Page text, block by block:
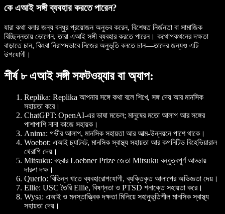
কে এআই সঙ্গী ব্যবহার করতে পারেন?
যারা কথা বলার জন্য বন্ধুর প্রয়োজন অনুভব করেন, বিশেষত নির্জনতা বা সামাজিক
বিচ্ছিন্নতায় ভোগেন, তারা এআই সঙ্গী ব্যবহার করতে পারেন। কথোপকথনের দক্ষতা
বাড়াতে চান, কিংবা নিরাপদভাবে নিজের অনুভূতি বলতে চান—তাদের জন্যও এটি
উপযোগী।
শীর্ষ ৮ এআই সঙ্গী সফটওয়্যার বা অ্যাপ:
Replika: Replika আপনার সঙ্গে কথা বলে শিখে, সঙ্গ দেয় আর মানসিক
সহায়তা করে।
ChatGPT: OpenAI-এর ভাষা মডেল; মানুষের মতো আলাপ আর সঙ্গের
পাশাপাশি নানা কাজে সহায়ক।
Anima: গভীর আলাপ, মানসিক সহায়তা আর আত্ম-উন্নয়নে পাশে থাকে।
Woebot: এআই চ্যাটবট, মানসিক স্বাস্থ্য সহায়তা আর কগনিটিভ বিহেভিয়ারাল
থেরাপি দেয়।
Mitsuku: বহুবার Loebner Prize জেতা Mitsuku বন্ধুত্বপূর্ণ আড্ডায়
দারুণ দক্ষ।
Querlo: বিভিন্ন খাতে ব্যবহারোপযোগী, ব্যক্তিকৃত আলাপের অভিজ্ঞতা দেয়।
Ellie: USC তৈরি Ellie, বিষণ্নতা ও PTSD শনাক্তে সহায়তা করে।
Wysa: এআই ও মনস্তাত্ত্বিক দক্ষতা মিলিয়ে সহানুভূতিশীল মানসিক স্বাস্থ্য
সহায়তা দেয়।